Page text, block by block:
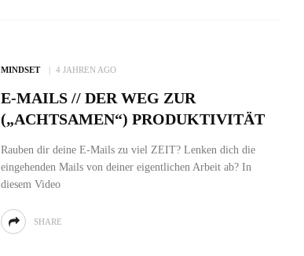
MINDSET 4 JAHREN AGO
E-MAILS // DER WEG ZUR
(„ACHTSAMEN“) PRODUKTIVITÄT
Rauben dir deine E-Mails zu viel ZEIT? Lenken dich die
eingehenden Mails von deiner eigentlichen Arbeit ab? In
diesem Video
SHARE